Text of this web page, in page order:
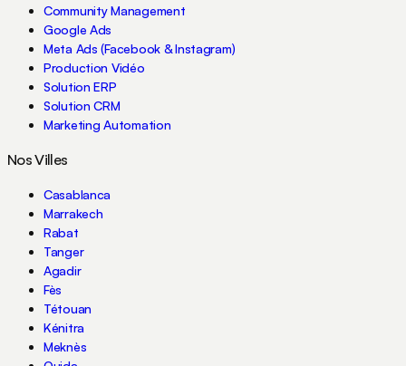
Community Management
Google Ads
Meta Ads (Facebook & Instagram)
Production Vidéo
Solution ERP
Solution CRM
Marketing Automation
Nos Villes
Casablanca
Marrakech
Rabat
Tanger
Agadir
Fès
Tétouan
Kénitra
Meknès